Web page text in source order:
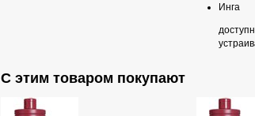
Инга
С этим товаром покупают